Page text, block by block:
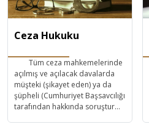
Ceza Hukuku
Tüm ceza mahkemelerinde
açılmış ve açılacak davalarda
müşteki (şikayet eden) ya da
şüpheli (Cumhuriyet Başsavcılığı
tarafından hakkında soruşturma